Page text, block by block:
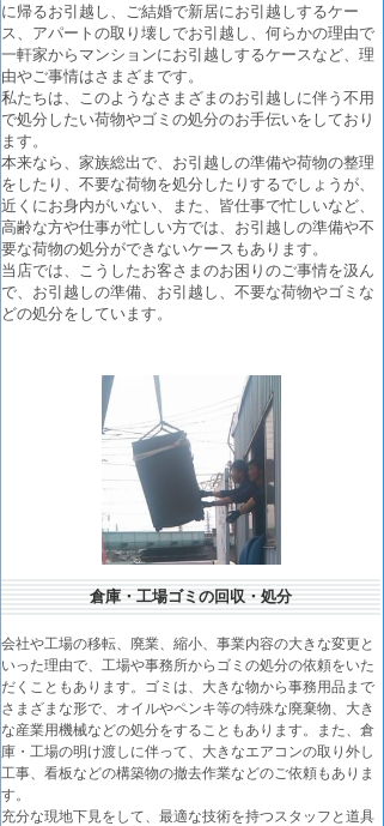
に帰るお引越し、ご結婚で新居にお引越しするケー
ス、アパートの取り壊しでお引越し、何らかの理由で
一軒家からマンションにお引越しするケースなど、理
由やご事情はさまざまです。
私たちは、このようなさまざまのお引越しに伴う不用
で処分したい荷物やゴミの処分のお手伝いをしており
ます。
本来なら、家族総出で、お引越しの準備や荷物の整理
をしたり、不要な荷物を処分したりするでしょうが、
近くにお身内がいない、また、皆仕事で忙しいなど、
高齢な方や仕事が忙しい方では、お引越しの準備や不
要な荷物の処分ができないケースもあります。
当店では、こうしたお客さまのお困りのご事情を汲ん
で、お引越しの準備、お引越し、不要な荷物やゴミな
どの処分をしています。
倉庫・工場ゴミの回収・処分
会社や工場の移転、廃業、縮小、事業内容の大きな変更と
いった理由で、工場や事務所からゴミの処分の依頼をいた
だくこともあります。ゴミは、大きな物から事務用品まで
さまざまな形で、オイルやペンキ等の特殊な廃棄物、大き
な産業用機械などの処分をすることもあります。また、倉
庫・工場の明け渡しに伴って、大きなエアコンの取り外し
工事、看板などの構築物の撤去作業などのご依頼もありま
す。
充分な現地下見をして、最適な技術を持つスタッフと道具